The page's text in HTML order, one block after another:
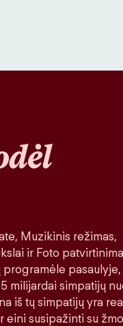
Muzikinis režimas,
ir Foto
programėle pasaulyje,
milijardai simpatijų
iš tų simpatijų yra
eini susipažinti su